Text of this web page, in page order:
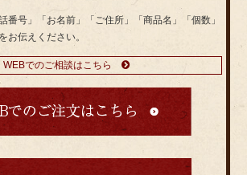
番号」「お名前」「ご住所」「商品名」「個数」
お伝えください。
WEBでのご相談はこちら